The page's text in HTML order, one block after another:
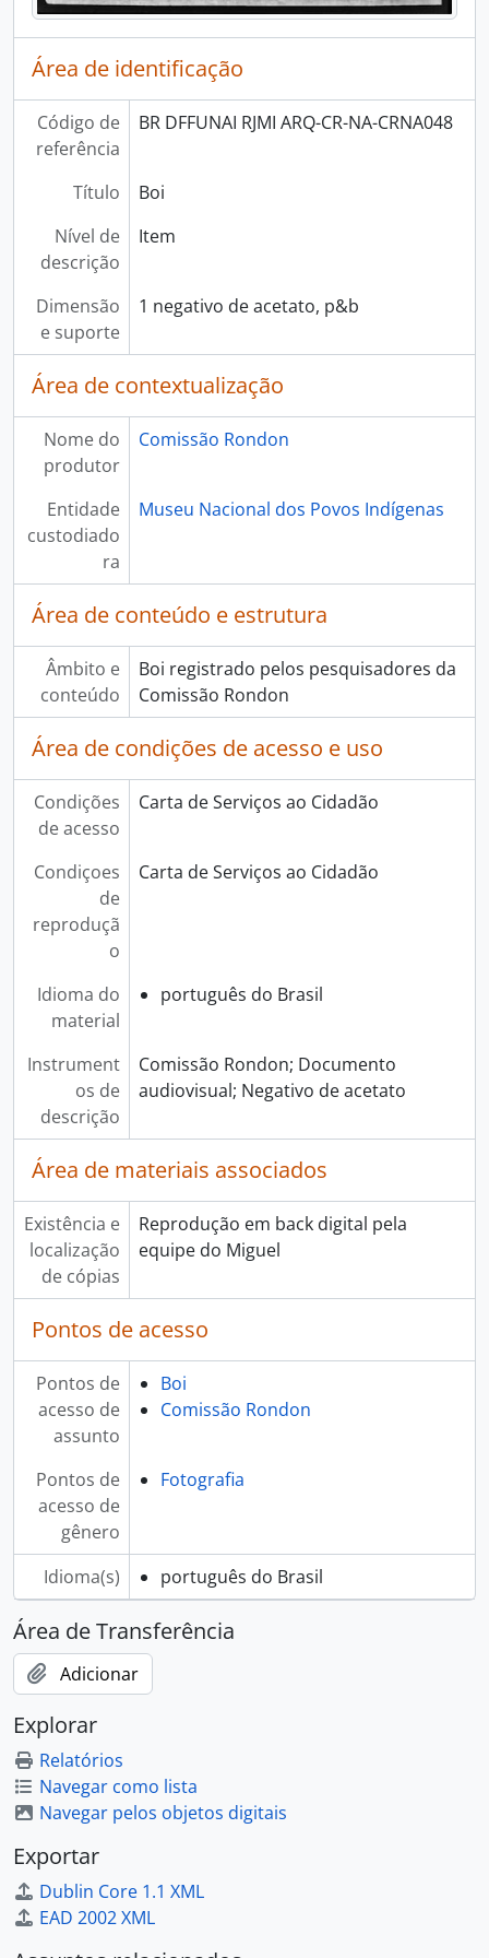
Área de identificação
Código de
referência
BR DFFUNAI RJMI ARQ-CR-NA-CRNA048
Título
Boi
Nível de
descrição
Item
Dimensão
e suporte
1 negativo de acetato, p&b
Área de contextualização
Nome do
produtor
Comissão Rondon
Entidade
custodiado
ra
Museu Nacional dos Povos Indígenas
Área de conteúdo e estrutura
Âmbito e
conteúdo
Boi registrado pelos pesquisadores da
Comissão Rondon
Área de condições de acesso e uso
Condições
de acesso
Carta de Serviços ao Cidadão
Condiçoes
de
reproduçã
o
Carta de Serviços ao Cidadão
Idioma do
material
português do Brasil
Instrument
os de
descrição
Comissão Rondon; Documento
audiovisual; Negativo de acetato
Área de materiais associados
Existência e
localização
de cópias
Reprodução em back digital pela
equipe do Miguel
Pontos de acesso
Pontos de
acesso de
assunto
Boi
Comissão Rondon
Pontos de
acesso de
gênero
Fotografia
Idioma(s) português do Brasil
Área de Transferência
Adicionar
Explorar
Relatórios
Navegar como lista
Navegar pelos objetos digitais
Exportar
Dublin Core 1.1 XML
EAD 2002 XML